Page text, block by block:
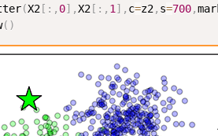
(X2 [ : , 0] ,X2 [ : , 1 ] , c=z2, s=700,
( )